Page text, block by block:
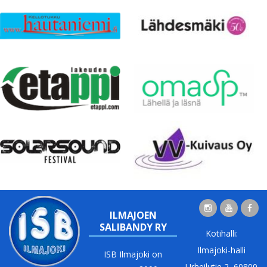
ILMAJOEN
SALIBANDY RY
ISB Ilmajoki on
Kotihalli:
Ilmajoki-halli